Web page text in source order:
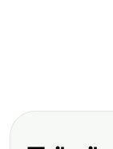
für
Die Rolle